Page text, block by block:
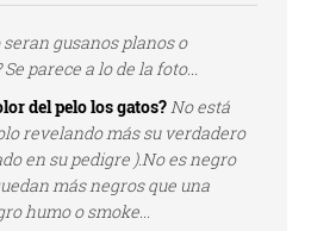
seran gusanos planos o
parece a lo de la foto...
del pelo los gatos?No está
revelando más su verdadero
en su pedigre ).No es negro
más negros que una
humo o smoke...